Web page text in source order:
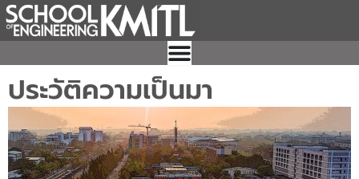
Skip
to
ประวัติความเป็นมา